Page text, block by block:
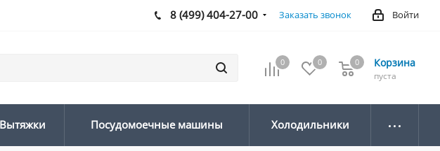
Войти
8 (499) 404-27-00 Заказать звонок
0 0 Корзина
0
пуста
0
Вытяжки Посудомоечные машины Холодильники